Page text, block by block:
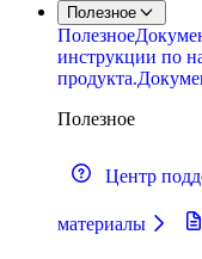
Полезное
Полезное
инструкции по
продукта.
Полезное
Центр
материалы